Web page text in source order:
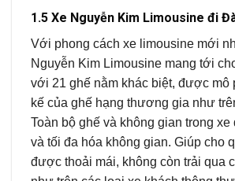
1.5 Xe Nguyễn Kim Limousine đi
Với phong cách xe limousine mới
Nguyễn Kim Limousine mang tới
với 21 ghế nằm khác biệt, được mô
kế của ghế hạng thương gia như
Toàn bộ ghế và không gian trong
và tối đa hóa không gian. Giúp cho
được thoải mái, không còn trải qua